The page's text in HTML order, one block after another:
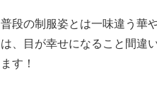
普段の制服姿とは一味違う華
は、目が幸せになること間違
ます！